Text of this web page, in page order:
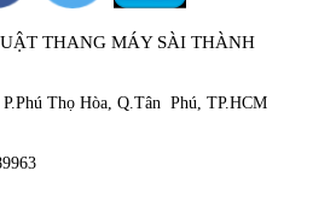
THANG MÁY SÀI THÀNH
Thọ Hòa, Q.Tân Phú, TP.HCM